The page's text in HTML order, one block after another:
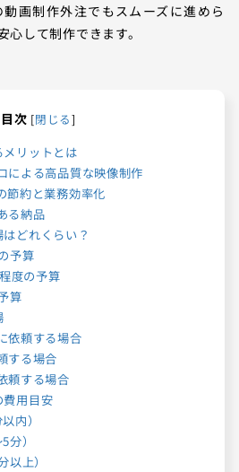
画制作外注でもスムーズに進めら
して制作できます。
目次 [閉じる]
リットとは
による高品質な映像制作
節約と業務効率化
る納品
どれくらい？
予算
度の予算
算
依頼する場合
する場合
頼する場合
費用目安
内）
分）
以上）